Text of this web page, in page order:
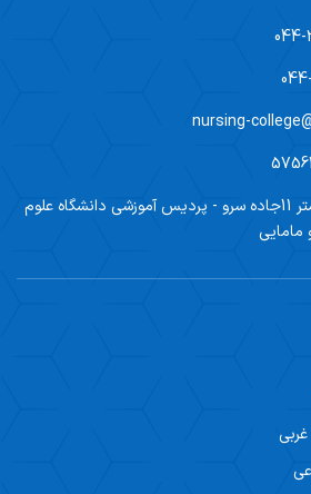
ارومیه - کیلومتر 11جاده سرو - پردیس آموزشی دانشگاه علوم
مامایی
غربی